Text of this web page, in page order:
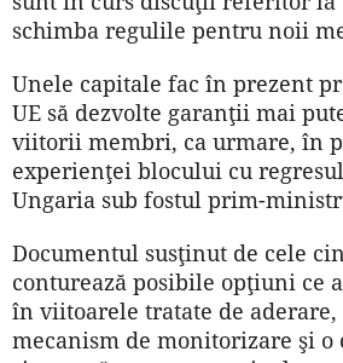
schimba regulile pentru noii
Unele capitale fac în prezent
UE să dezvolte garanţii mai
viitorii membri, ca urmare, în
experienţei blocului cu
Ungaria sub fostul prim-
Documentul susţinut de cele
conturează posibile opţiuni ce
în viitoarele tratate de
mecanism de monitorizare şi o